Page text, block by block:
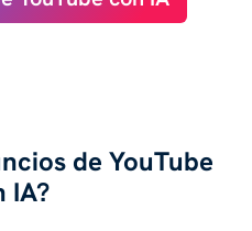
de YouTube
IA?